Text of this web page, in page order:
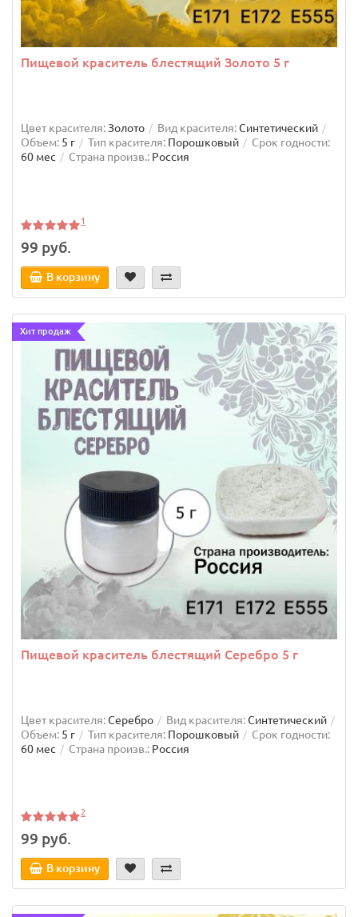
Пищевой краситель блестящий Золото 5 г
Цвет красителя:Золото Вид красителя:Синтетический
Объем: 5 г Тип красителя: Порошковый
Срок годности:
60 мес
Страна произв.: Россия
1
99 руб.
В корзину
Хит продаж
Пищевой краситель блестящий Серебро 5 г
Цвет красителя:Серебро Вид красителя:Синтетический
Объем: 5 г Тип красителя: Порошковый
Срок годности:
60 мес
Страна произв.: Россия
2
99 руб.
В корзину